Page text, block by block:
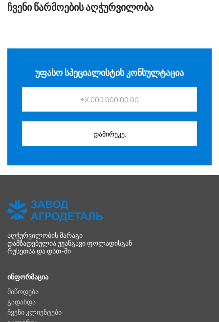
ᲩᲕᲔᲜᲘ ᲬᲐᲠᲛᲝᲔᲑᲘᲡ ᲐᲦᲭᲣᲠᲕᲘᲚᲝᲑᲐ
ᲣᲤᲐᲡᲝ ᲡᲞᲔᲪᲘᲐᲚᲘᲡᲢᲘᲡ ᲙᲝᲜᲡᲣᲚᲢᲐᲪᲘᲐ
დამირეკე.
ᲐᲦᲭᲣᲠᲕᲘᲚᲝᲑᲘᲡ ᲛᲐᲠᲐᲒᲘ
ᲓᲐᲛᲖᲐᲓᲔᲑᲣᲚᲘᲐ ᲣᲟᲐᲜᲒᲐᲕᲘ ᲤᲝᲚᲐᲓᲘᲡᲒᲐᲜ
ᲠᲣᲡᲔᲗᲡᲐ ᲓᲐ ᲓᲡᲗ-ᲨᲘ
ᲘᲜᲤᲝᲠᲛᲐᲪᲘᲐ
მიწოდება
გადახდა
ჩვენი კლიენტები